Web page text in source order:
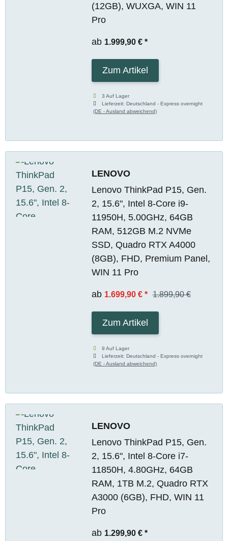
(12GB), WUXGA, WIN 11
Pro
ab 1.999,90 € *
Zum Artikel
3 Auf Lager
Lieferzeit:Deutschland - Express overnight
(DE - Ausland abweichend)
LENOVO
Lenovo ThinkPad P15, Gen.
2, 15.6", Intel 8-Core i9-
11950H, 5.00GHz, 64GB
RAM, 512GB M.2 NVMe
SSD, Quadro RTX A4000
(8GB), FHD, Premium Panel,
WIN 11 Pro
ab 1.699,90 € * 1.899,90 €
Zum Artikel
9 Auf Lager
Lieferzeit:Deutschland - Express overnight
(DE - Ausland abweichend)
LENOVO
Lenovo ThinkPad P15, Gen.
2, 15.6", Intel 8-Core i7-
11850H, 4.80GHz, 64GB
RAM, 1TB M.2, Quadro RTX
A3000 (6GB), FHD, WIN 11
Pro
ab 1.299,90 € *